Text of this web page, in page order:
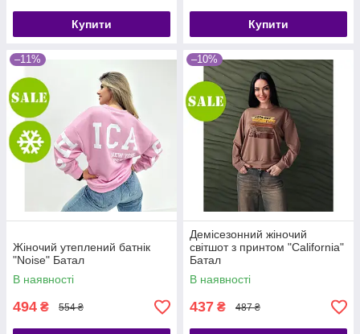
Купити Купити
–11%
Жіночий утеплений батнік
"Noise" Батал
В наявності
494 ₴ 554 ₴
–10%
Демісезонний жіночий
світшот з принтом "California"
Батал
В наявності
437 ₴ 487 ₴